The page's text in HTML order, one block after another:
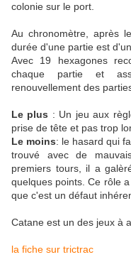
colonie sur le port.
Au chronomètre, après
durée d'une partie est
Avec 19 hexagones
chaque partie et
renouvellement des
Le plus : Un jeu aux
prise de tête et pas trop
Le moins: le hasard qui
trouvé avec de
premiers tours, il a
quelques points. Ce rôle
que c'est un défaut
Catane est un des jeux à
la fiche sur trictrac